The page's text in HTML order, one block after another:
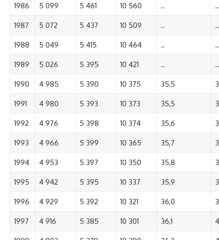
1986 5 099 5 461 10 560 .. ..
1987 5 072 5 437 10 509 .. ..
1988 5 049 5 415 10 464 .. ..
1989 5 026 5 395 10 421 .. ..
1990 4 985 5 390 10 375 35,5
1991 4 980 5 393 10 373 35,5
1992 4 976 5 398 10 374 35,6
1993 4 966 5 399 10 365 35,7
1994 4 953 5 397 10 350 35,8
1995 4 942 5 395 10 337 35,9
1996 4 929 5 392 10 321 36,0
1997 4 916 5 385 10 301 36,1